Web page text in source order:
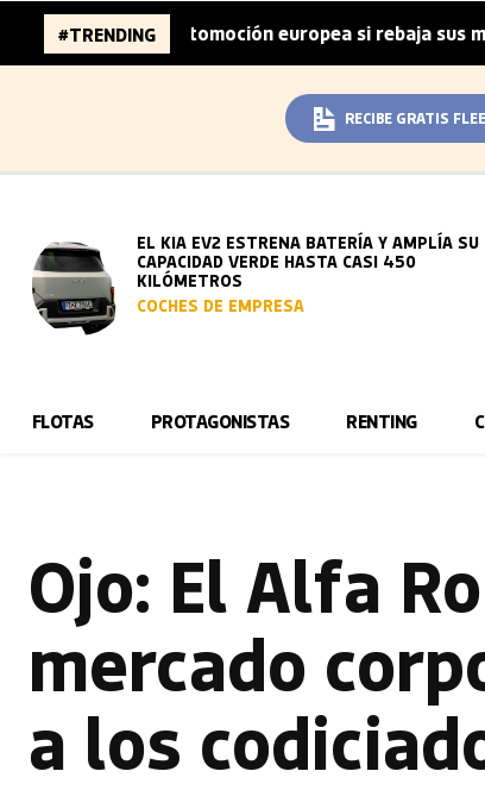
#TRENDING
la automoción europea si rebaja sus metas de CO₂
RECIBE GRATIS
EL KIA EV2 ESTRENA BATERÍA Y AMPLÍA SU
CAPACIDAD VERDE HASTA CASI 450
KILÓMETROS
COCHES DE EMPRESA
FLOTAS PROTAGONISTAS RENTING
Ojo: El Alfa
mercado
a los